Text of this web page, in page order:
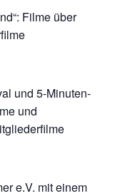
Filme über
5-Minuten-
und
mit einem